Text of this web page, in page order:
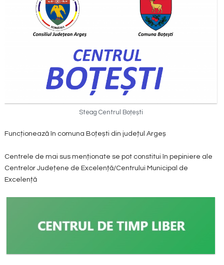
Steag Centrul Boțești
Funcționează în comuna Boțești din județul Argeș
Centrele de mai sus menționate se pot constitui în pepiniere ale
Centrelor Județene de Excelență/Centrului Municipal de
Excelență